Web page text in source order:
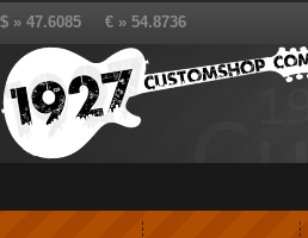
$ » 47.6085 € » 54.8736